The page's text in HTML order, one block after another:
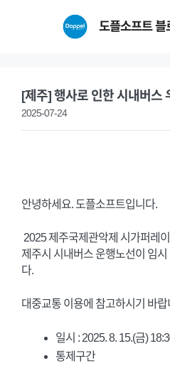
도플소프트 블
[제주] 행사로 인한 시내버스
2025-07-24
안녕하세요. 도플소프트입니다.
2025 제주국제관악제 시가퍼레
제주시 시내버스 운행노선이 임
다.
대중교통 이용에 참고하시기 바랍
일시 : 2025. 8. 15.(금)
통제구간